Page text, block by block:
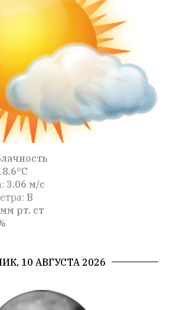
3.06 м/с
В
рт. ст
10 АВГУСТА 2026